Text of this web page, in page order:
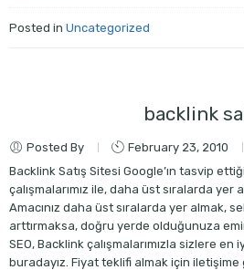
Posted in Uncategorized
backlink
Posted By February 23, 2010
Backlink Satış Sitesi Google’ın tasvip
çalışmalarımız ile, daha üst sıralarda yer
Amacınız daha üst sıralarda yer almak,
arttırmaksa, doğru yerde olduğunuza
SEO, Backlink çalışmalarımızla sizlere
buradayız. Fiyat teklifi almak için iletişime